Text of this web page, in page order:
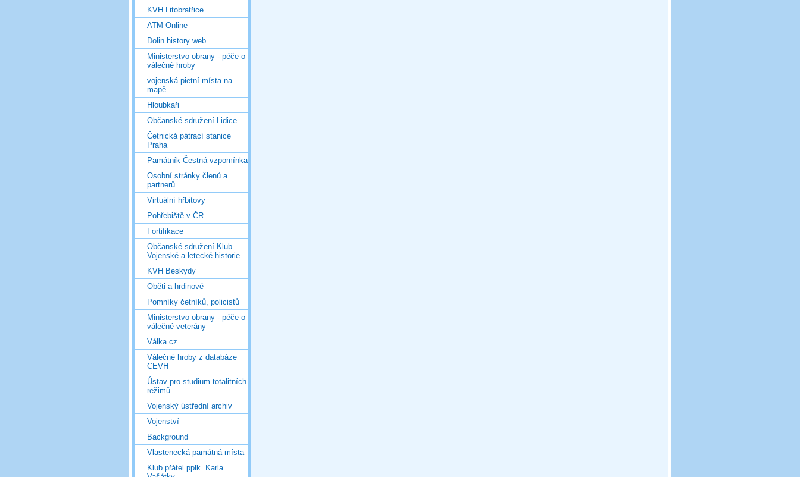
KVH Litobratřice
ATM Online
Dolin history web
Ministerstvo obrany - péče o
válečné hroby
vojenská pietní místa na
mapě
Hloubkaři
Občanské sdružení Lidice
Četnická pátrací stanice
Praha
Památník Čestná vzpomínka
Osobní stránky členů a
partnerů
Virtuální hřbitovy
Pohřebiště v ČR
Fortifikace
Občanské sdružení Klub
Vojenské a letecké historie
KVH Beskydy
Oběti a hrdinové
Pomníky četníků, policistů
Ministerstvo obrany - péče o
válečné veterány
Válka.cz
Válečné hroby z databáze
CEVH
Ústav pro studium totalitních
režimů
Vojenský ústřední archiv
Vojenství
Background
Vlastenecká památná místa
Klub přátel pplk. Karla